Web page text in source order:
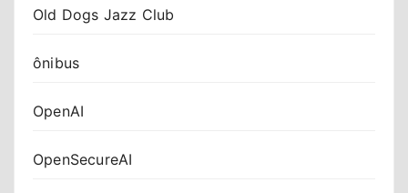
Old Dogs Jazz Club
ônibus
OpenAI
OpenSecureAI